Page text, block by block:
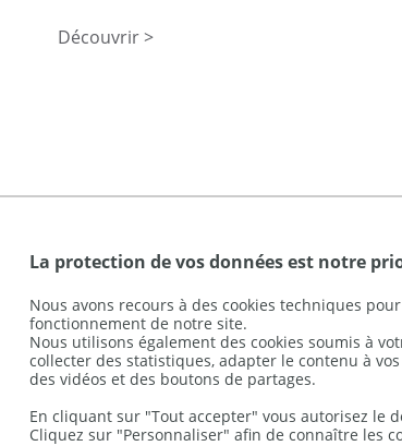
La protection de vos données est notre
Nous avons recours à des cookies techniques
fonctionnement de notre site.
Nous utilisons également des cookies soumis à
collecter des statistiques, adapter le contenu à
des vidéos et des boutons de partages.
En cliquant sur "Tout accepter" vous autorisez le
Cliquez sur "Personnaliser" afin de connaître les
Découvrir >
notre
Nous suivre